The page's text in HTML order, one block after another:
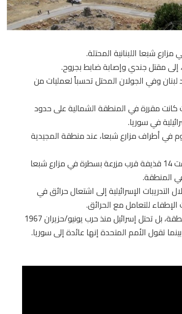
شبعا اللبنانية المحتلة.
إلى مقتل جندي وإصابة ضابط بجروح.
لبنان وفي الجولان المحتل تحسباً لعمليات من
كانت مقررة في المنطقة الشمالية على حدود
في سوريا.
في أطراف مزارع شبعا، عند منطقة المجيدية
وأكدت الوكالة الوطنية اللبنانية للإعلام، أن دبابة إسرائيلية أطلقت 14 قذيفة قرب مزرعة بسطرة في مزارع شبعا
في المنطقة.
الإسرائيلية إلى اشتعال حرائق في
للتعامل مع الحرائق.
ولا توجد حدود مرسمة بوضوح بين لبنان وإسرائيل في تلك المنطقة، بل تحتل إسرائيل منذ حرب يونيو/حزيران 1967
تقول الأمم المتحدة إنها عائدة إلى سوريا.